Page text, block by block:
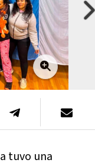
tuvo una